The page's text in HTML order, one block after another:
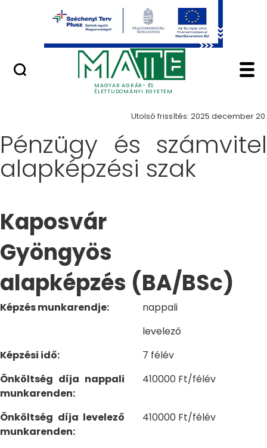
Ugrás a fő tartalomhoz
MAGYAR AGRÁR- ÉS
ÉLETTUDOMÁNYI EGYETEM
Minőségügy
Képzés - Magyar
Képzések
Utolsó frissítés: 2025 december 20.
Pénzügy és számvitel
alapképzési szak
Kaposvár
Gyöngyös
alapképzés (BA/BSc)
Képzés munkarendje:
nappali
levelező
Képzési idő:
7 félév
Önköltség díja nappali
munkarenden:
410000 Ft/félév
Önköltség díja levelező
munkarenden:
410000 Ft/félév